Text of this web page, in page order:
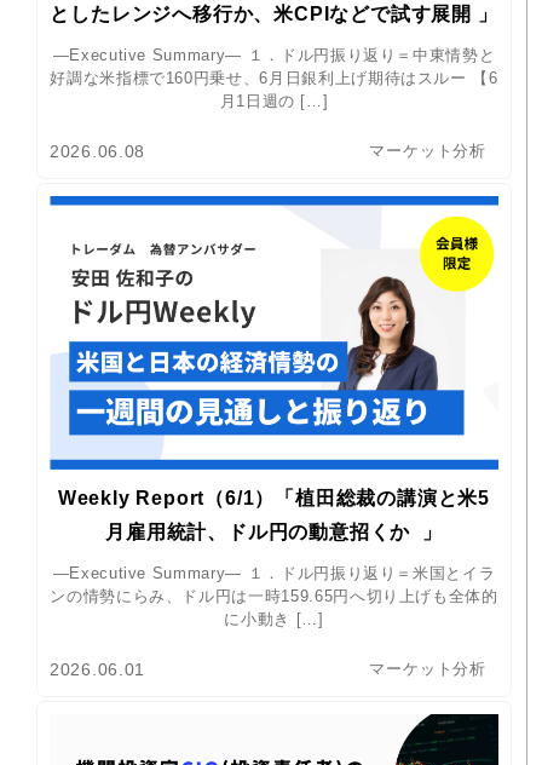
としたレンジへ移行か、米CPIなどで試す展開 」
―Executive Summary― １．ドル円振り返り＝中東情勢と
好調な米指標で160円乗せ、6月日銀利上げ期待はスルー 【6
月1日週の […]
2026.06.08 マーケット分析
Weekly Report（6/1）「植田総裁の講演と米5
月雇用統計、ドル円の動意招くか 」
―Executive Summary― １．ドル円振り返り＝米国とイラ
ンの情勢にらみ、ドル円は一時159.65円へ切り上げも全体的
に小動き […]
2026.06.01 マーケット分析